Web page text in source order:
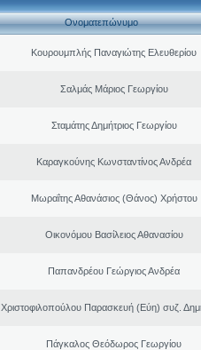
Ονοματεπώνυμο
Κουρουμπλής Παναγιώτης Ελευθερίου
Σαλμάς Μάριος Γεωργίου
Σταμάτης Δημήτριος Γεωργίου
Καραγκούνης Κωνσταντίνος Ανδρέα
Μωραΐτης Αθανάσιος (Θάνος) Χρήστου
Οικονόμου Βασίλειος Αθανασίου
Παπανδρέου Γεώργιος Ανδρέα
Χριστοφιλοπούλου Παρασκευή (Εύη) συζ.
Πάγκαλος Θεόδωρος Γεωργίου